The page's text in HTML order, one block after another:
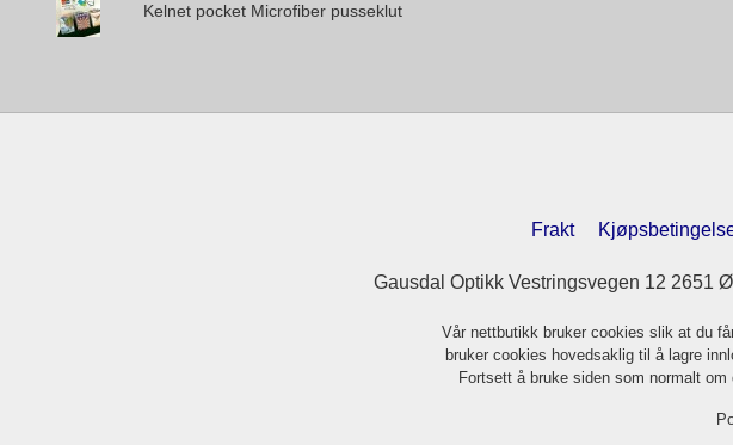
Kelnet pocket Microfiber pusseklut
Frakt
Gausdal Optikk Vestringsvegen 12 2651
Vår nettbutikk bruker cookies slik at du
bruker cookies hovedsaklig til å lagre
Fortsett å bruke siden som normalt om